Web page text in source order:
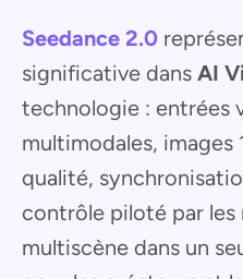
Seedance 2.0
significative dans AI
technologie : entrées
multimodales,
qualité,
contrôle piloté par
multiscène dans un